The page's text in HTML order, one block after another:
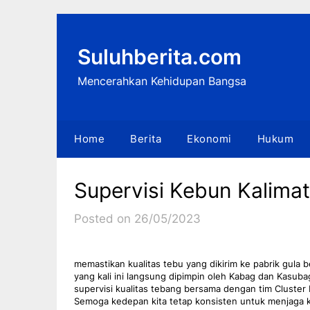
Suluhberita.com
Mencerahkan Kehidupan Bangsa
Home Berita Ekonomi Hukum
Supervisi Kebun
Posted on 26/05/2023
memastikan kualitas tebu yang dikirim ke pabrik gula
yang kali ini langsung dipimpin oleh Kabag dan
supervisi kualitas tebang bersama dengan tim Cluster
Semoga kedepan kita tetap konsisten untuk